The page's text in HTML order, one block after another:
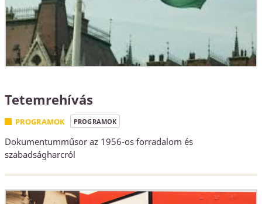
Tetemrehívás
PROGRAMOK PROGRAMOK
Dokumentumműsor az 1956-os forradalom és
szabadságharcról